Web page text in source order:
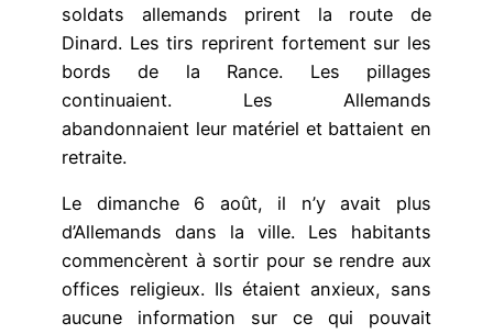
soldats allemands prirent la route de
Dinard. Les tirs reprirent fortement sur les
bords de la Rance. Les pillages
continuaient. Les Allemands
abandonnaient leur matériel et battaient en
retraite.
Le dimanche 6 août, il n’y avait plus
d’Allemands dans la ville. Les habitants
commencèrent à sortir pour se rendre aux
offices religieux. Ils étaient anxieux, sans
aucune information sur ce qui pouvait